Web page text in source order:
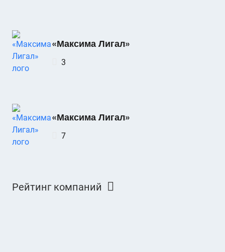
«Максима Лигал»
3
«Максима Лигал»
7
Рейтинг компаний